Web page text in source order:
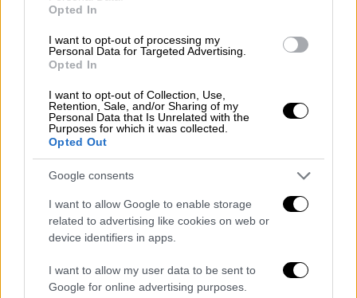
Opted In
I want to opt-out of processing my
Personal Data for Targeted Advertising.
Opted In
I want to opt-out of Collection, Use,
Retention, Sale, and/or Sharing of my
Personal Data that Is Unrelated with the
Purposes for which it was collected.
Opted Out
Google consents
I want to allow Google to enable storage
related to advertising like cookies on web or
device identifiers in apps.
I want to allow my user data to be sent to
Google for online advertising purposes.
ελληνικές ταινίες